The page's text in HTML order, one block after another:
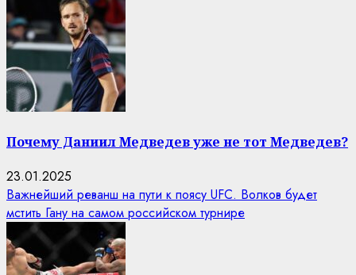
Почему Даниил Медведев уже не тот Медведев?
23.01.2025
Важнейший реванш на пути к поясу UFC. Волков будет
мстить Гану на самом российском турнире